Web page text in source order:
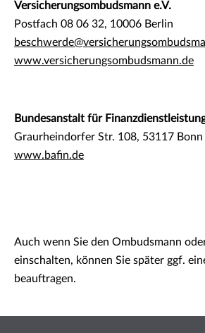
Versicherungsombudsmann e.V.
Postfach 08 06 32, 10006 Berlin
www.versicherungsombudsmann.de
Bundesanstalt für
Graurheindorfer Str. 108, 53117 Bonn
www.bafin.de
Auch wenn Sie den Ombudsmann
einschalten, können Sie später ggf.
beauftragen.